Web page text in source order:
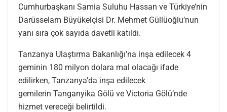
Cumhurbaşkanı Samia Suluhu Hassan ve Türkiye’nin
Darüsselam Büyükelçisi Dr. Mehmet Güllüoğlu’nun
yanı sıra çok sayıda davetli katıldı.
Tanzanya Ulaştırma Bakanlığı’na inşa edilecek 4
geminin 180 milyon dolara mal olacağı ifade
edilirken, Tanzanya’da inşa edilecek
gemilerin Tanganyika Gölü ve Victoria Gölü’nde
hizmet vereceği belirtildi.